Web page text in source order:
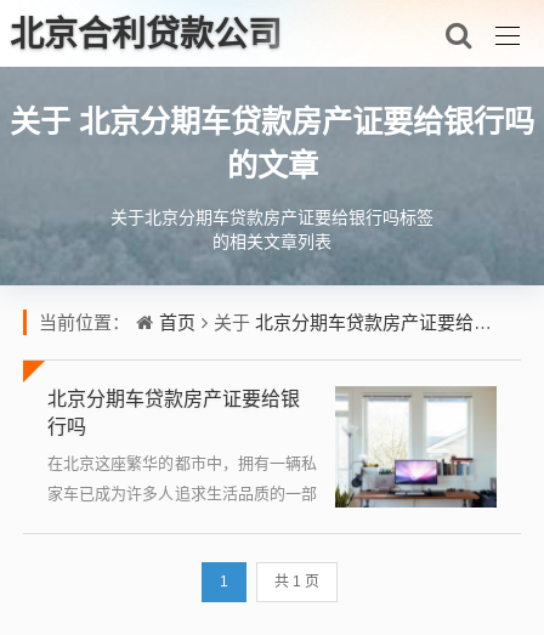
北京合利贷款公司
关于 北京分期车贷款房产证要给银行吗
的文章
关于北京分期车贷款房产证要给银行吗标签
的相关文章列表
当前位置： 首页 关于北京分期车贷款房产证要给银行吗
北京分期车贷款房产证要给银
行吗
在北京这座繁华的都市中，拥有一辆私
家车已成为许多人追求生活品质的一部
成为了一个更加灵活且实际的选择，但
1 共 1 页